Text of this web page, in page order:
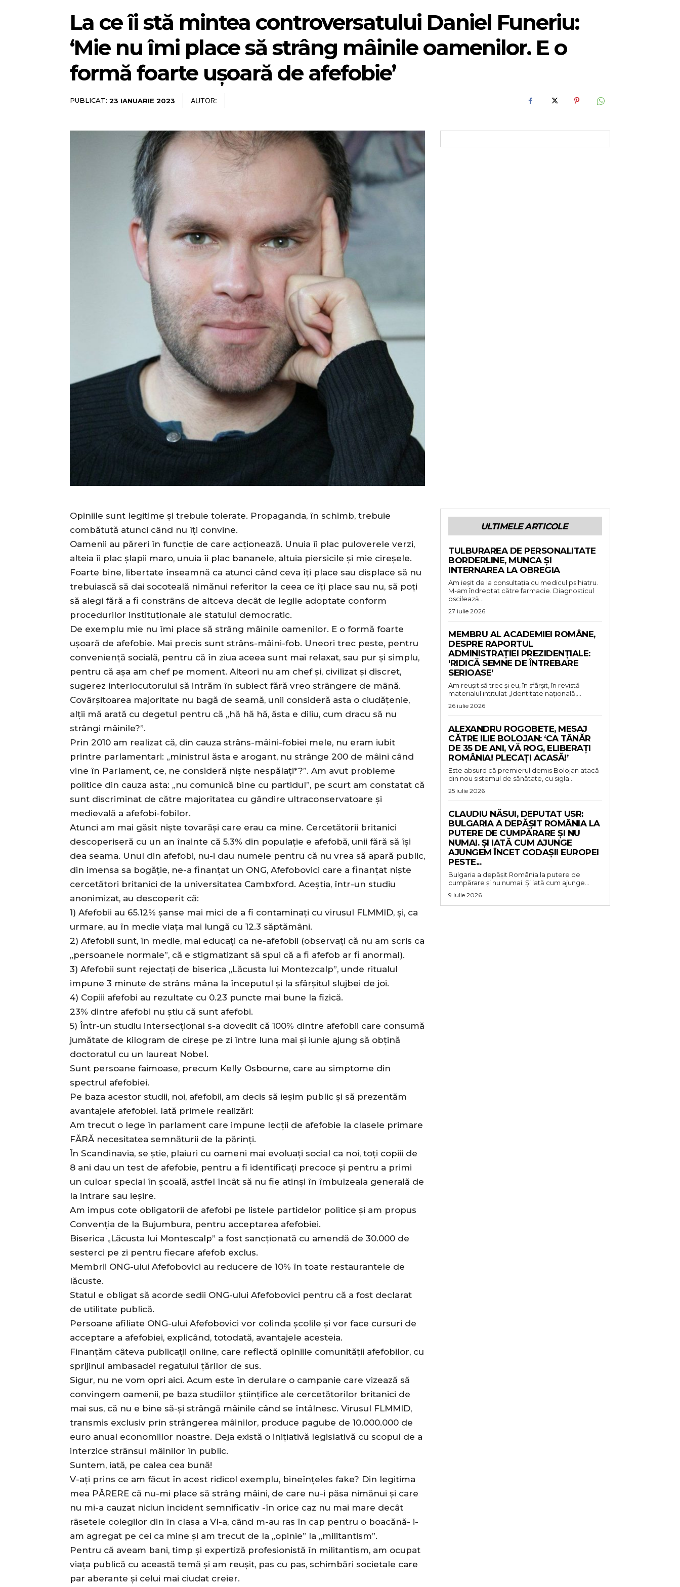
La ce îi stă mintea controversatului Daniel Funeriu:
‘Mie nu îmi place să strâng mâinile oamenilor. E o
formă foarte ușoară de afefobie’
PUBLICAT: 23 IANUARIE 2023 AUTOR:
Opiniile sunt legitime și trebuie tolerate. Propaganda, în schimb, trebuie
combătută atunci când nu îți convine.
Oamenii au păreri în funcție de care acționează. Unuia îi plac puloverele verzi,
alteia îi plac șlapii maro, unuia îi plac bananele, altuia piersicile și mie cireșele.
Foarte bine, libertate înseamnă ca atunci când ceva îți place sau displace să nu
trebuiască să dai socoteală nimănui referitor la ceea ce îți place sau nu, să poți
să alegi fără a fi constrâns de altceva decât de legile adoptate conform
procedurilor instituționale ale statului democratic.
De exemplu mie nu îmi place să strâng mâinile oamenilor. E o formă foarte
ușoară de afefobie. Mai precis sunt strâns-mâini-fob. Uneori trec peste, pentru
conveniență socială, pentru că în ziua aceea sunt mai relaxat, sau pur și simplu,
pentru că așa am chef pe moment. Alteori nu am chef și, civilizat și discret,
sugerez interlocutorului să intrăm în subiect fără vreo strângere de mână.
Covârșitoarea majoritate nu bagă de seamă, unii consideră asta o ciudățenie,
alții mă arată cu degetul pentru că „hă hă hă, ăsta e diliu, cum dracu să nu
strângi mâinile?”.
Prin 2010 am realizat că, din cauza strâns-mâini-fobiei mele, nu eram iubit
printre parlamentari: „ministrul ăsta e arogant, nu strânge 200 de mâini când
vine în Parlament, ce, ne consideră niște nespălați*?”. Am avut probleme
politice din cauza asta: „nu comunică bine cu partidul”, pe scurt am constatat că
sunt discriminat de către majoritatea cu gândire ultraconservatoare și
medievală a afefobi-fobilor.
Atunci am mai găsit niște tovarăși care erau ca mine. Cercetătorii britanici
descoperiseră cu un an înainte că 5.3% din populație e afefobă, unii fără să își
dea seama. Unul din afefobi, nu-i dau numele pentru că nu vrea să apară public,
din imensa sa bogăție, ne-a finanțat un ONG, Afefobovici care a finanțat niște
cercetători britanici de la universitatea Cambxford. Aceștia, într-un studiu
anonimizat, au descoperit că:
1) Afefobii au 65.12% șanse mai mici de a fi contaminați cu virusul FLMMID, și, ca
urmare, au în medie viața mai lungă cu 12.3 săptămâni.
2) Afefobii sunt, în medie, mai educați ca ne-afefobii (observați că nu am scris ca
„persoanele normale”, că e stigmatizant să spui că a fi afefob ar fi anormal).
3) Afefobii sunt rejectați de biserica „Lăcusta lui Montezcalp”, unde ritualul
impune 3 minute de strâns mâna la începutul și la sfârșitul slujbei de joi.
4) Copiii afefobi au rezultate cu 0.23 puncte mai bune la fizică.
23% dintre afefobi nu știu că sunt afefobi.
5) Într-un studiu intersecțional s-a dovedit că 100% dintre afefobii care consumă
jumătate de kilogram de cireșe pe zi între luna mai și iunie ajung să obțină
doctoratul cu un laureat Nobel.
Sunt persoane faimoase, precum Kelly Osbourne, care au simptome din
spectrul afefobiei.
Pe baza acestor studii, noi, afefobii, am decis să ieșim public și să prezentăm
avantajele afefobiei. Iată primele realizări:
Am trecut o lege în parlament care impune lecții de afefobie la clasele primare
FĂRĂ necesitatea semnăturii de la părinți.
În Scandinavia, se știe, plaiuri cu oameni mai evoluați social ca noi, toți copiii de
8 ani dau un test de afefobie, pentru a fi identificați precoce și pentru a primi
un culoar special în școală, astfel încât să nu fie atinși în îmbulzeala generală de
la intrare sau ieșire.
Am impus cote obligatorii de afefobi pe listele partidelor politice și am propus
Convenția de la Bujumbura, pentru acceptarea afefobiei.
Biserica „Lăcusta lui Montescalp” a fost sancționată cu amendă de 30.000 de
sesterci pe zi pentru fiecare afefob exclus.
Membrii ONG-ului Afefobovici au reducere de 10% în toate restaurantele de
lăcuste.
Statul e obligat să acorde sedii ONG-ului Afefobovici pentru că a fost declarat
de utilitate publică.
Persoane afiliate ONG-ului Afefobovici vor colinda școlile și vor face cursuri de
acceptare a afefobiei, explicând, totodată, avantajele acesteia.
Finanțăm câteva publicații online, care reflectă opiniile comunității afefobilor, cu
sprijinul ambasadei regatului țărilor de sus.
Sigur, nu ne vom opri aici. Acum este în derulare o campanie care vizează să
convingem oamenii, pe baza studiilor științifice ale cercetătorilor britanici de
mai sus, că nu e bine să-și strângă mâinile când se întâlnesc. Virusul FLMMID,
transmis exclusiv prin strângerea mâinilor, produce pagube de 10.000.000 de
euro anual economiilor noastre. Deja există o inițiativă legislativă cu scopul de a
interzice strânsul mâinilor în public.
Suntem, iată, pe calea cea bună!
V-ați prins ce am făcut în acest ridicol exemplu, bineînțeles fake? Din legitima
mea PĂRERE că nu-mi place să strâng mâini, de care nu-i păsa nimănui și care
nu mi-a cauzat niciun incident semnificativ -în orice caz nu mai mare decât
râsetele colegilor din în clasa a VI-a, când m-au ras în cap pentru o boacănă- i-
am agregat pe cei ca mine și am trecut de la „opinie” la „militantism”.
Pentru că aveam bani, timp și expertiză profesionistă în militantism, am ocupat
viața publică cu această temă și am reușit, pas cu pas, schimbări societale care
par aberante și celui mai ciudat creier.
ULTIMELE ARTICOLE
TULBURAREA DE PERSONALITATE
BORDERLINE, MUNCA ȘI
INTERNAREA LA OBREGIA
Am ieșit de la consultația cu medicul psihiatru.
M-am îndreptat către farmacie. Diagnosticul
oscilează...
27 iulie 2026
MEMBRU AL ACADEMIEI ROMÂNE,
DESPRE RAPORTUL
ADMINISTRAȚIEI PREZIDENȚIALE:
‘RIDICĂ SEMNE DE ÎNTREBARE
SERIOASE’
Am reușit să trec și eu, în sfârșit, în revistă
materialul intitulat „Identitate națională,...
26 iulie 2026
ALEXANDRU ROGOBETE, MESAJ
CĂTRE ILIE BOLOJAN: ‘CA TÂNĂR
DE 35 DE ANI, VĂ ROG, ELIBERAȚI
ROMÂNIA! PLECAȚI ACASĂ!’
Este absurd că premierul demis Bolojan atacă
din nou sistemul de sănătate, cu sigla...
25 iulie 2026
CLAUDIU NĂSUI, DEPUTAT USR:
BULGARIA A DEPĂȘIT ROMÂNIA LA
PUTERE DE CUMPĂRARE ȘI NU
NUMAI. ȘI IATĂ CUM AJUNGE
AJUNGEM ÎNCET CODAȘII EUROPEI
PESTE...
Bulgaria a depășit România la putere de
cumpărare și nu numai. Și iată cum ajunge...
9 iulie 2026